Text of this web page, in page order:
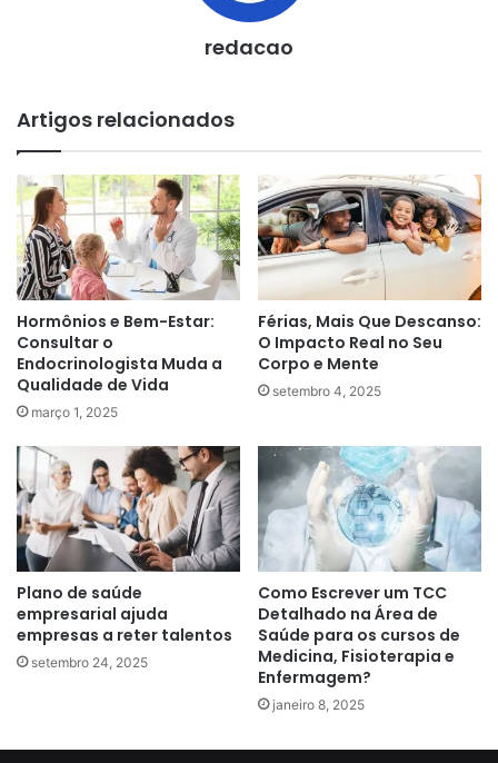
redacao
Artigos relacionados
Hormônios e Bem-Estar:
Consultar o
Endocrinologista Muda a
Qualidade de Vida
março 1, 2025
Férias, Mais Que Descanso:
O Impacto Real no Seu
Corpo e Mente
setembro 4, 2025
Plano de saúde
empresarial ajuda
empresas a reter talentos
setembro 24, 2025
Como Escrever um TCC
Detalhado na Área de
Saúde para os cursos de
Medicina, Fisioterapia e
Enfermagem?
janeiro 8, 2025